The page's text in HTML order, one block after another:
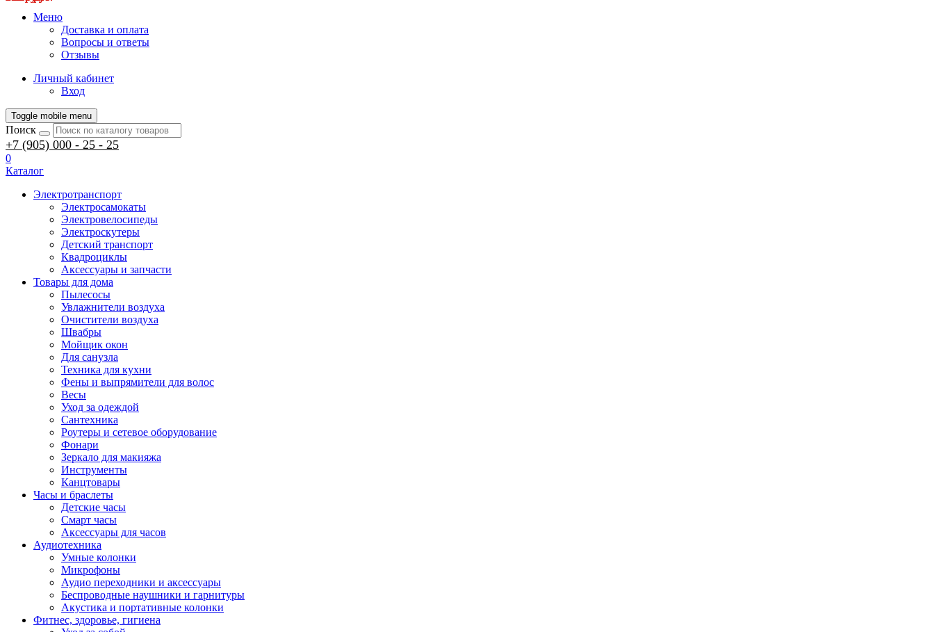
Меню
Доставка и оплата
Вопросы и ответы
Отзывы
Личный кабинет
Вход
Toggle mobile menu
Поиск
+7 (905) 000 - 25 - 25
0
Каталог
Электротранспорт
Электросамокаты
Электровелосипеды
Электроскутеры
Детский транспорт
Квадроциклы
Аксессуары и запчасти
Товары для дома
Пылесосы
Увлажнители воздуха
Очистители воздуха
Швабры
Мойщик окон
Для санузла
Техника для кухни
Фены и выпрямители для волос
Весы
Уход за одеждой
Сантехника
Роутеры и сетевое оборудование
Фонари
Зеркало для макияжа
Инструменты
Канцтовары
Часы и браслеты
Детские часы
Смарт часы
Аксессуары для часов
Аудиотехника
Умные колонки
Микрофоны
Аудио переходники и аксессуары
Беспроводные наушники и гарнитуры
Акустика и портативные колонки
Фитнес, здоровье, гигиена